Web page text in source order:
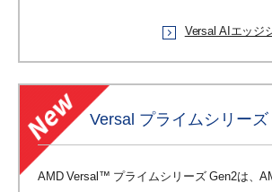
Versal AIエッジ
Versal プライムシリーズ
AMD Versal™ プライムシリーズ Gen2は、